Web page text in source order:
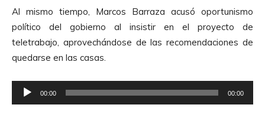
e
A
u
d
o
d
u
c
t
Al mismo tiempo, Marcos Barraza acusó oportunismo
político del gobierno al insistir en el proyecto de
teletrabajo, aprovechándose de las recomendaciones de
quedarse en las casas.
e
00:00 00:00